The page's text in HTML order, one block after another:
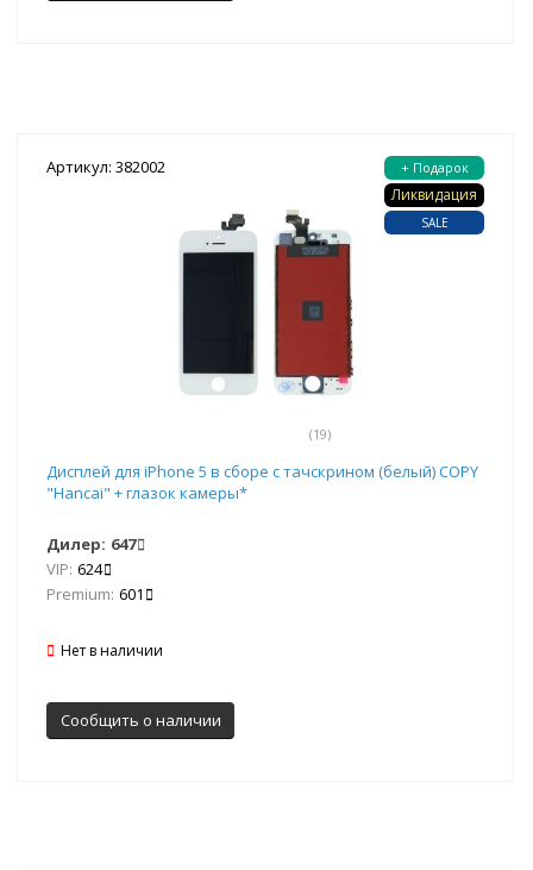
Артикул: 382002
(19)
+ Подарок
Ликвидация
SALE
Дисплей для iPhone 5 в сборе с тачскрином (белый) COPY
"Hancai" + глазок камеры*
Дилер: 647
VIP: 624
Premium: 601
Нет в наличии
Сообщить о наличии